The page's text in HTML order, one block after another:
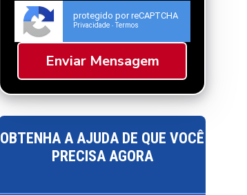
protegido por reCAPTCHA
Privacidade - Termos
OBTENHA A AJUDA DE QUE VOCÊ
PRECISA AGORA